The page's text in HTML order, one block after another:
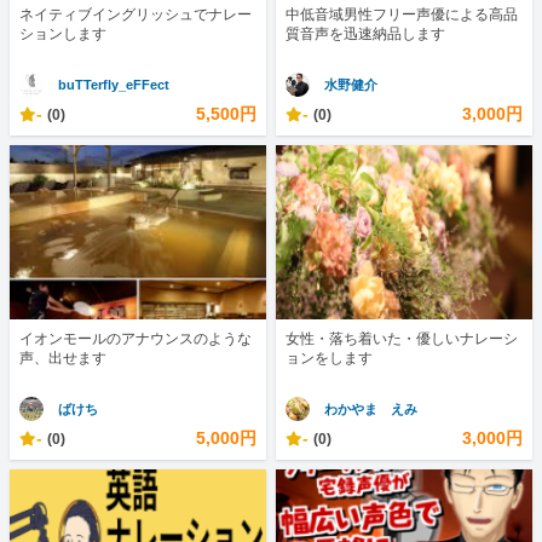
ネイティブイングリッシュでナレー
ションします
buTTerfly_eFFect
- (0) 5,500円
中低音域男性フリー声優による高品
質音声を迅速納品します
水野健介
- (0) 3,000円
イオンモールのアナウンスのような
声、出せます
ばけち
- (0) 5,000円
女性・落ち着いた・優しいナレーシ
ョンをします
わかやま えみ
- (0) 3,000円